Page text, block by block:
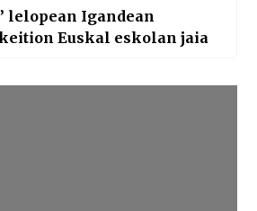
lelopean Igandean
Euskal eskolan jaia